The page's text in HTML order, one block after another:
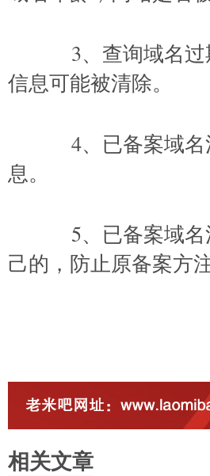
3、查询域名过
信息可能被清除。
4、已备案域名
息。
5、已备案域名
己的，防止原备案方
相关文章